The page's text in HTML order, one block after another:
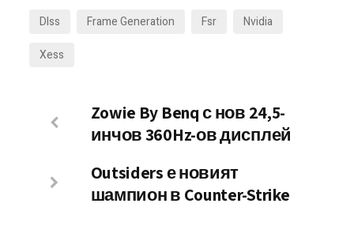
Dlss Frame Generation Fsr
Nvidia
Xess
Zowie By Benq с нов 24,5-
инчов 360Hz-ов дисплей
Outsiders е новият
шампион в Counter-Strike